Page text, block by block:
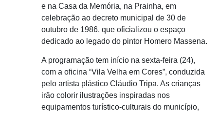
e na Casa da Memória, na Prainha, em
celebração ao decreto municipal de 30 de
outubro de 1986, que oficializou o espaço
dedicado ao legado do pintor Homero Massena.
A programação tem início na sexta-feira (24),
com a oficina “Vila Velha em Cores”, conduzida
pelo artista plástico Cláudio Tripa. As crianças
irão colorir ilustrações inspiradas nos
equipamentos turístico-culturais do município,